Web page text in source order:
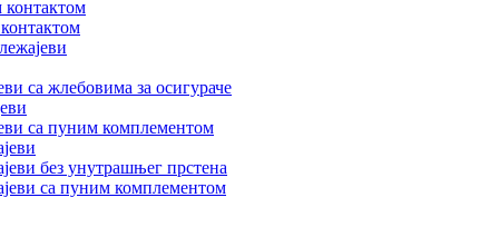
контактом
са жлебовима за осигураче
са пуним комплементом
без унутрашњег прстена
са пуним комплементом